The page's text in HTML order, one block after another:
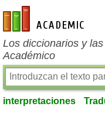
es-academic.com
Los diccionarios y
Académico
interpretaciones